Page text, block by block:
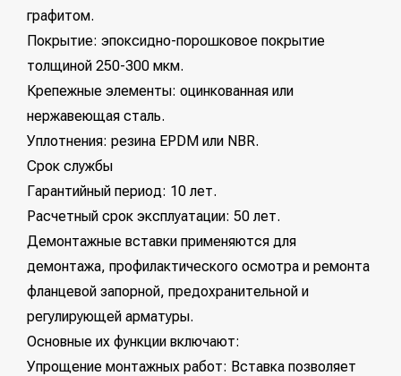
графитом.
Покрытие: эпоксидно-порошковое покрытие
толщиной 250-300 мкм.
Крепежные элементы: оцинкованная или
нержавеющая сталь.
Уплотнения: резина EPDM или NBR.
Срок службы
Гарантийный период: 10 лет.
Расчетный срок эксплуатации: 50 лет.
Демонтажные вставки применяются для
демонтажа, профилактического осмотра и ремонта
фланцевой запорной, предохранительной и
регулирующей арматуры.
Основные их функции включают:
Упрощение монтажных работ: Вставка позволяет